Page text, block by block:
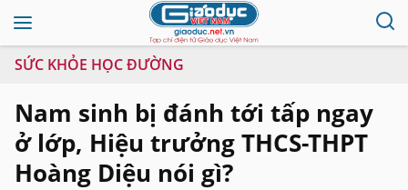
SỨC KHỎE HỌC ĐƯỜNG
Nam sinh bị đánh tới tấp ngay
ở lớp, Hiệu trưởng THCS-THPT
Hoàng Diệu nói gì?